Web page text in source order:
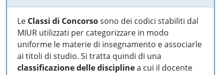
Le Classi di Concorsosono dei codici stabiliti dal
MIUR utilizzati per categorizzare in modo
uniforme le materie di insegnamento e associarle
ai titoli di studio. Si tratta quindi di una
classificazione delle disciplinea cui il docente